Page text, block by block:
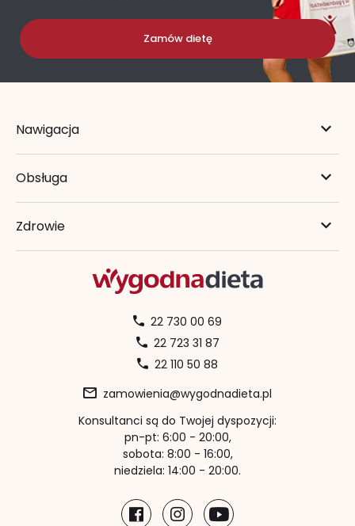
Zamów dietę
Nawigacja
Obsługa
Zdrowie
22 730 00 69
22 723 31 87
22 110 50 88
zamowienia@wygodnadieta.pl
Konsultanci są do Twojej dyspozycji:
pn-pt: 6:00 - 20:00,
sobota: 8:00 - 16:00,
niedziela: 14:00 - 20:00.